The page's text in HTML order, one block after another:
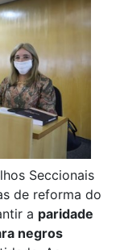
Seccionais
de reforma do
a paridade
negros